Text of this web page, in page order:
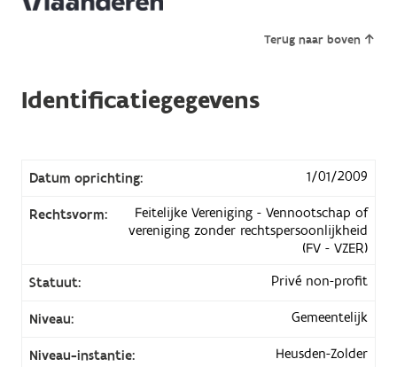
Terug naar boven
Identificatiegegevens
Datum oprichting: 1/01/2009
Rechtsvorm:
Feitelijke Vereniging - Vennootschap of
vereniging zonder rechtspersoonlijkheid
(FV - VZER)
Statuut:
Privé non-profit
Niveau: Gemeentelijk
Niveau-instantie: Heusden-Zolder